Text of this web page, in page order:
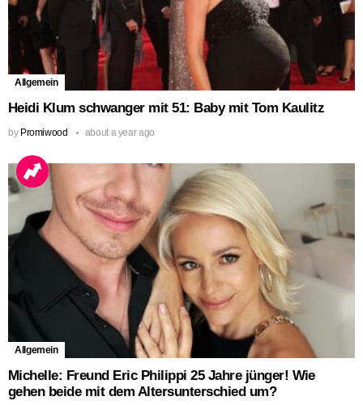
Allgemein
Heidi Klum schwanger mit 51: Baby mit Tom Kaulitz
by Promiwood about a year ago
Allgemein
Michelle: Freund Eric Philippi 25 Jahre jünger! Wie
gehen beide mit dem Altersunterschied um?